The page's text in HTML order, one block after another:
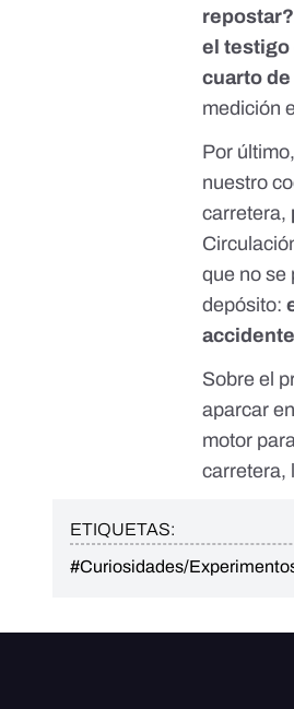
repostar?
el testigo
cuarto
medición
Por
nuestro
carretera,
que no se
depósito:
accidente
Sobre el
aparcar
motor
carretera,
ETIQUETAS:
#Curiosidades/